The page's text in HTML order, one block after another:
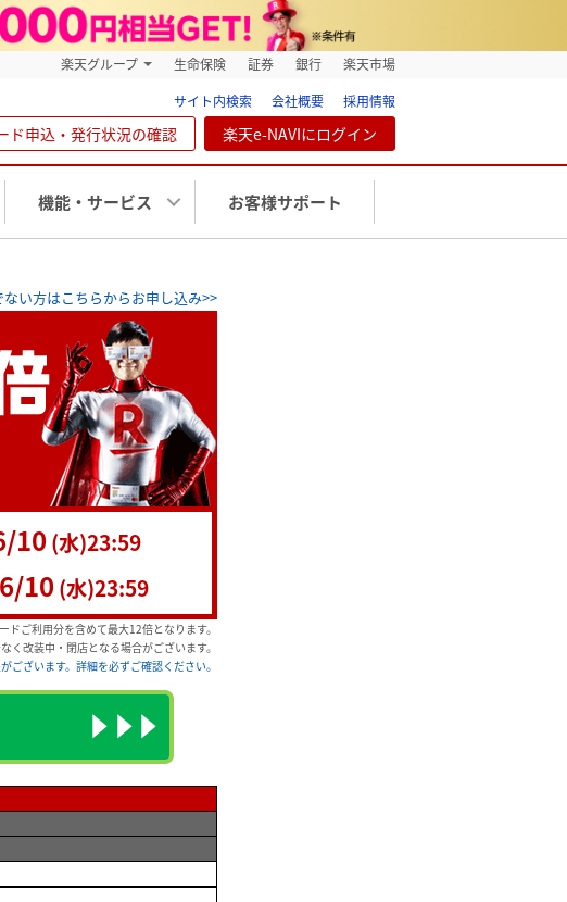
楽天グループ 生命保険 証券 銀行
楽天市場
サイト内検索
会社概要 採用情報
ド申込・発行状況の確認 楽天e-NAVIにログイン
機能・サービス お客様サポート
い方はこちらからお申し込み>>
10 (水)23:59
10 (水)23:59
ご利用分を含めて最大12倍となります。
く改装中・閉店となる場合がございます。
ございます。詳細を必ずご確認ください。